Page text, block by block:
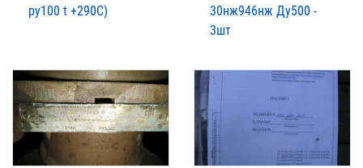
ру100 t +290C)
30нж946нж Ду500 -
3шт